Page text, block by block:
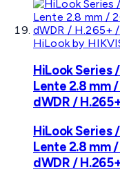
HiLook by
HiLook Series
Lente 2.8 mm
dWDR /
HiLook Series
Lente 2.8 mm
dWDR /